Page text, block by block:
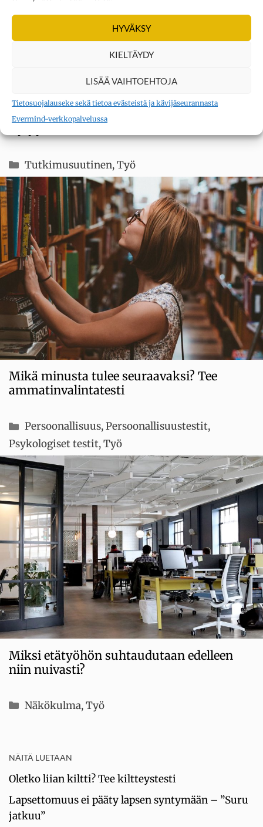
HYVÄKSY
KIELTÄYDY
LISÄÄ VAIHTOEHTOJA
Tietosuojalauseke sekä tietoa evästeistä ja kävijäseurannasta
Evermind-verkkopalvelussa
Kategoriat
Tutkimusuutinen,Työ
Mikä minusta tulee seuraavaksi? Tee
ammatinvalintatesti
Kategoriat
Persoonallisuus,Persoonallisuustestit,
Psykologiset testit,Työ
Miksi etätyöhön suhtaudutaan edelleen
niin nuivasti?
Kategoriat
Näkökulma,Työ
NÄITÄ LUETAAN
Oletko liian kiltti? Tee kiltteystesti
Lapsettomuus ei pääty lapsen syntymään – ”Suru
jatkuu”